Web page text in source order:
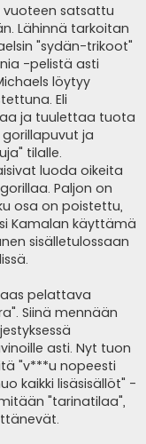
satsattu
Lähinnä tarkoitan
"sydän-trikoot"
-pelistä asti
löytyy
Eli
ja tuulettaa tuota
gorillapuvut ja
tilalle.
luoda oikeita
Paljon on
osa on poistettu,
Kamalan käyttämä
sisälletulossaan
pelattava
Siinä mennään
asti. Nyt tuon
"v***u nopeesti
kaikki lisäsisällöt" -
"tarinatilaa",